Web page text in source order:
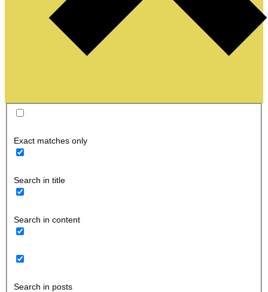
Exact matches only
Search in title
Search in content
Search in posts